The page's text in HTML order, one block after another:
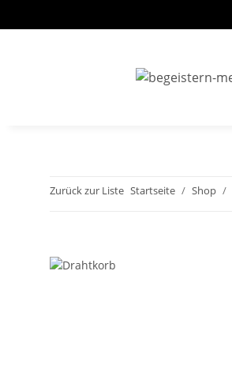
Zurück zur Liste Startseite Shop